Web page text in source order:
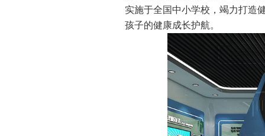
实施于全国中小学校，竭力打造
孩子的健康成长护航。